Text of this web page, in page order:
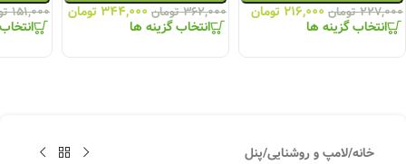
۲۲۷,۰۰۰ تومان ۲۱۶,۰۰۰ تومان
انتخاب گزینه ها
۳۶۲,۰۰۰ تومان ۳۴۴,۰۰۰ تومان
انتخاب گزینه ها
۱۵۱,۰۰۰
خانه/لامپ و روشنایی/پنل